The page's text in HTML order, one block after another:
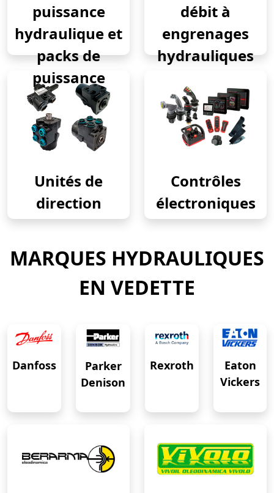
puissance
hydraulique et
packs de
puissance
débit à
engrenages
hydrauliques
Unités de
direction
Contrôles
électroniques
MARQUES HYDRAULIQUES
EN VEDETTE
Danfoss
Parker
Denison
Rexroth
Eaton
Vickers